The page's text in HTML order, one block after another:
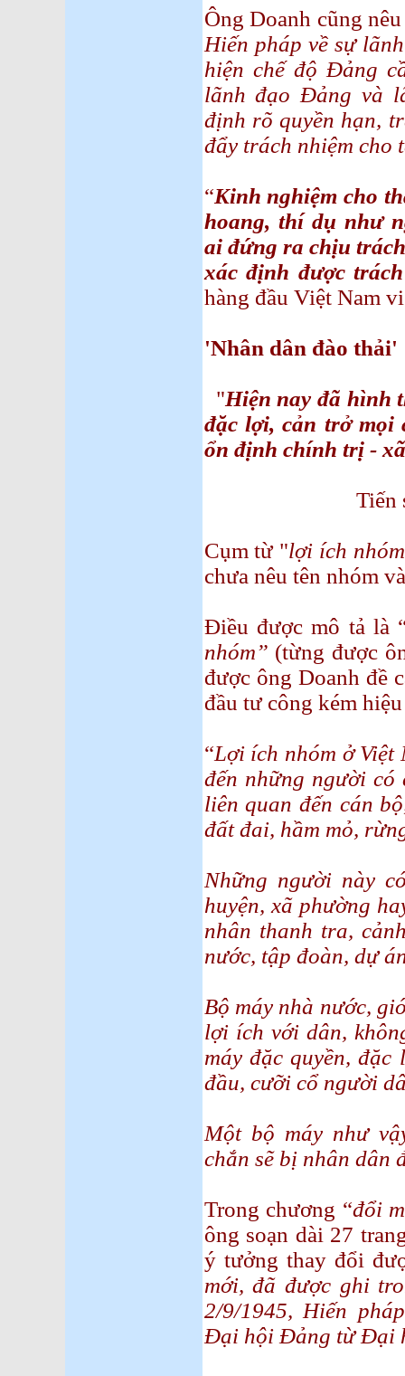
Ông Doanh cũng
Hiến pháp về sự
hiện chế độ Đảng
lãnh đạo Đảng và
định rõ quyền hạn,
đẩy trách nhiệm cho
“Kinh nghiệm cho
hoang, thí dụ như
ai đứng ra chịu
xác định được
hàng đầu Việt Nam
'Nhân dân đào thải'
"Hiện nay đã hình
đặc lợi, cản trở mọi
ổn định chính trị -
Tiến sỹ Lê
Cụm từ "lợi ích nhóm
chưa nêu tên nhóm
Điều được mô tả là
nhóm” (từng được
được ông Doanh đề
đầu tư công kém
“Lợi ích nhóm ở
đến những người có
liên quan đến cán
đất đai, hầm mỏ,
Những người này
huyện, xã phường
nhân thanh tra,
nước, tập đoàn, dự
Bộ máy nhà nước,
lợi ích với dân,
máy đặc quyền,
đầu, cưỡi cổ người
Một bộ máy như
chắn sẽ bị nhân dân
Trong chương “đổi
ông soạn dài 27
ý tưởng thay đổi
mới, đã được ghi
2/9/1945, Hiến
Đại hội Đảng từ Đại